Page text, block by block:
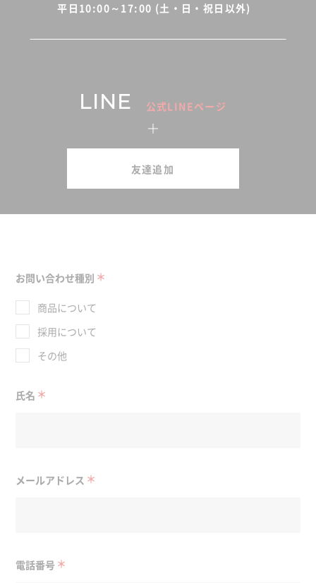
平日10:00～17:00 (土・日・祝日以外)
LINE 公式LINEページ
友達追加
お問い合わせ種別 ＊
商品について
採用について
その他
氏名 ＊
メールアドレス ＊
電話番号 ＊